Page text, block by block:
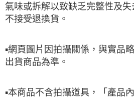
氣味或拆解以致缺乏完整性及
不接受退換貨。
▪網頁圖片因拍攝關係，與實品
出貨商品為準。
▪本商品不含拍攝道具，「產品